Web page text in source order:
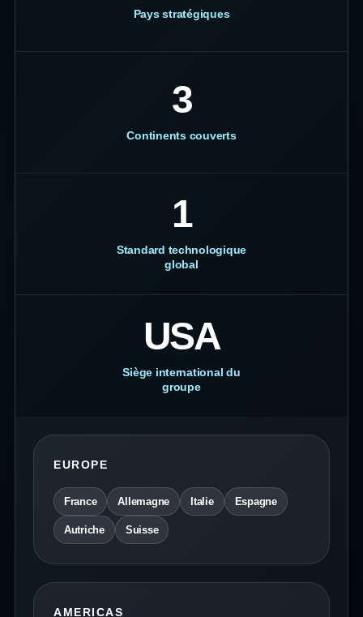
Pays stratégiques
3
Continents couverts
1
Standard technologique
global
USA
Siège international du
groupe
EUROPE
France Allemagne Italie Espagne
Autriche Suisse
AMERICAS